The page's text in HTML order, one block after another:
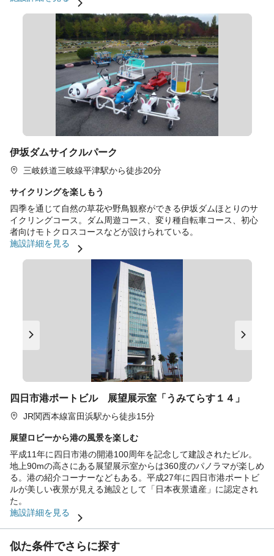
伊坂ダムサイクルパーク
三岐鉄道三岐線平津駅から徒歩20分
サイクリングを楽しもう
四季を通じて自然の草花や野鳥観察ができる伊坂ダムほとりのサ
イクリングコース。ダム周遊コース、変り種自転車コース、初心
者向けモトクロスコースなどが設けられている。
施設詳細を見る
四日市港ポートビル 展望展示室「うみてらす１４」
JR関西本線富田浜駅から徒歩15分
展望ロビーから港の風景を楽しむ
平成11年に四日市港の開港100周年を記念して建設されたビル。
地上90mの高さにある展望展示室からは360度のパノラマが楽しめ
る。港の紹介コーナーなどもある。平成27年に四日市港ポートビ
ルが美しい夜景が見える施設として「日本夜景遺産」に認定され
た。
施設詳細を見る
似た条件でさらに探す